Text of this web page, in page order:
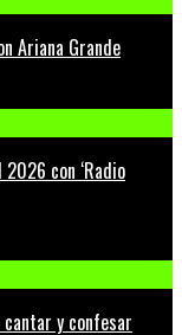
Ariana Grande
con ‘Radio
cantar y confesar